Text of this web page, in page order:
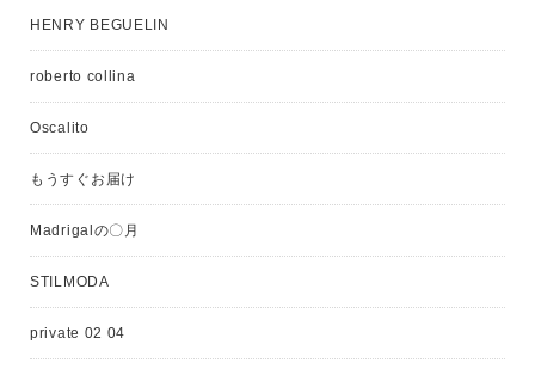
HENRY BEGUELIN
roberto collina
Oscalito
もうすぐお届け
Madrigalの〇月
STILMODA
private 02 04